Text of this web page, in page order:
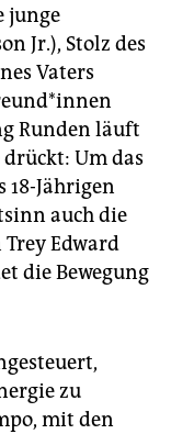
junge
Jr.), Stolz des
Vaters
Runden läuft
Um das
18-Jährigen
auch die
Edward
die Bewegung
zu
mit den